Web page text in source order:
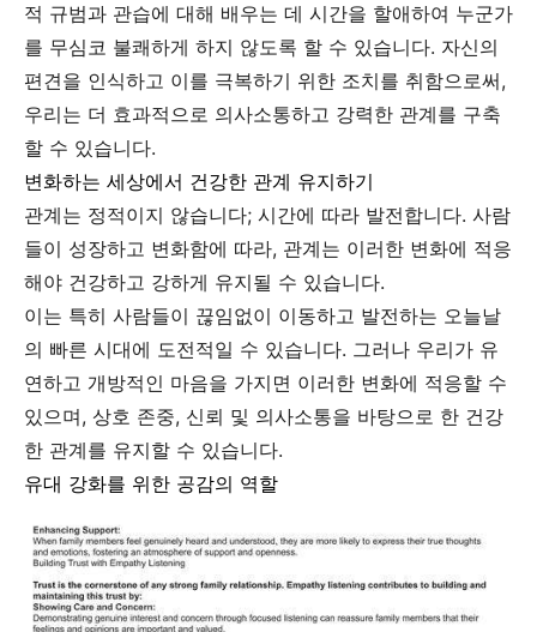
적 규범과 관습에 대해 배우는 데 시간을 할애하여 누군가
를 무심코 불쾌하게 하지 않도록 할 수 있습니다. 자신의
편견을 인식하고 이를 극복하기 위한 조치를 취함으로써,
우리는 더 효과적으로 의사소통하고 강력한 관계를 구축
할 수 있습니다.
변화하는 세상에서 건강한 관계 유지하기
관계는 정적이지 않습니다; 시간에 따라 발전합니다. 사람
들이 성장하고 변화함에 따라, 관계는 이러한 변화에 적응
해야 건강하고 강하게 유지될 수 있습니다.
이는 특히 사람들이 끊임없이 이동하고 발전하는 오늘날
의 빠른 시대에 도전적일 수 있습니다. 그러나 우리가 유
연하고 개방적인 마음을 가지면 이러한 변화에 적응할 수
있으며, 상호 존중, 신뢰 및 의사소통을 바탕으로 한 건강
한 관계를 유지할 수 있습니다.
유대 강화를 위한 공감의 역할